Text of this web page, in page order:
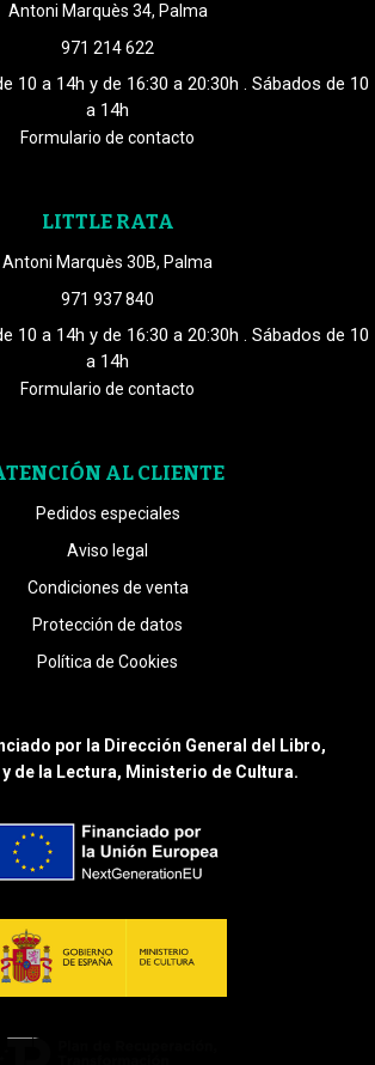
Antoni Marquès 34, Palma
971 214 622
10 a 14h y de 16:30 a 20:30h . Sábados de 10
a 14h
Formulario de contacto
LITTLE RATA
Antoni Marquès 30B, Palma
971 937 840
10 a 14h y de 16:30 a 20:30h . Sábados de 10
a 14h
Formulario de contacto
AL CLIENTE
Pedidos especiales
Aviso legal
Condiciones de venta
Protección de datos
Política de Cookies
por la Dirección General del Libro,
de la Lectura, Ministerio de Cultura.